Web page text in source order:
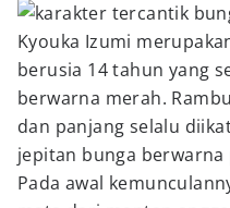
Kyouka Izumi
berusia 14 tahun yang
berwarna merah.
dan panjang selalu
jepitan bunga berwarna
Pada awal